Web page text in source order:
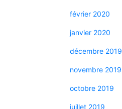
février 2020
janvier 2020
décembre 2019
novembre 2019
octobre 2019
juillet 2019